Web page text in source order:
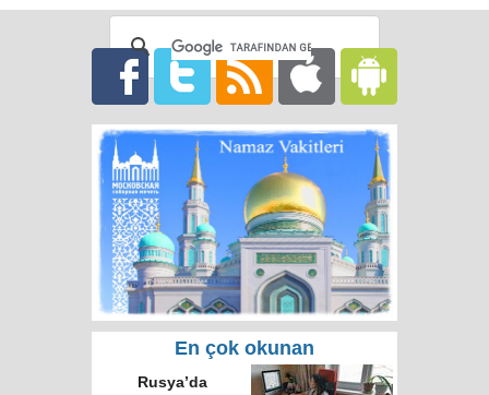
En çok okunan
Rusya’da